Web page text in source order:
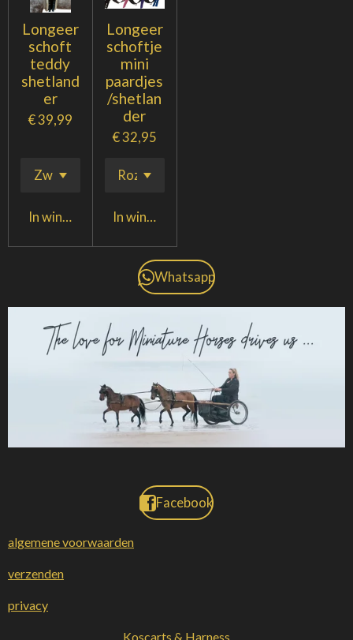
Longeer
schoft
teddy
shetland
er
€ 39,99
In winkelwagen
Longeer
schoftje
mini
paardjes
/shetlan
der
€ 32,95
In winkelwagen
Whatsapp
Facebook
algemene voorwaarden
verzenden
privacy
Koscarts & Harness